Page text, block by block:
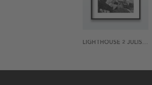
LIGHTHOUSE 2 JULISTE